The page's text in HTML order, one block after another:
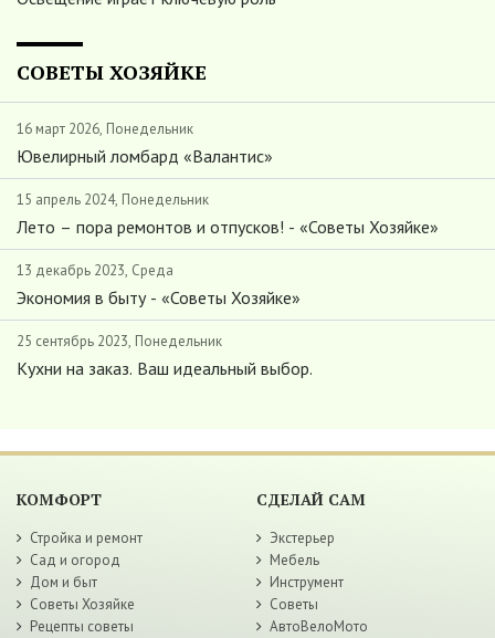
СОВЕТЫ ХОЗЯЙКЕ
16 март 2026, Понедельник
Ювелирный ломбард «Валантис»
15 апрель 2024, Понедельник
Лето – пора ремонтов и отпусков! - «Советы Хозяйке»
13 декабрь 2023, Среда
Экономия в быту - «Советы Хозяйке»
25 сентябрь 2023, Понедельник
Кухни на заказ. Ваш идеальный выбор.
КОМФОРТ
Стройка и ремонт
Сад и огород
Дом и быт
Советы Хозяйке
Рецепты советы
СДЕЛАЙ САМ
Экстерьер
Мебель
Инструмент
Советы
АвтоВелоМото